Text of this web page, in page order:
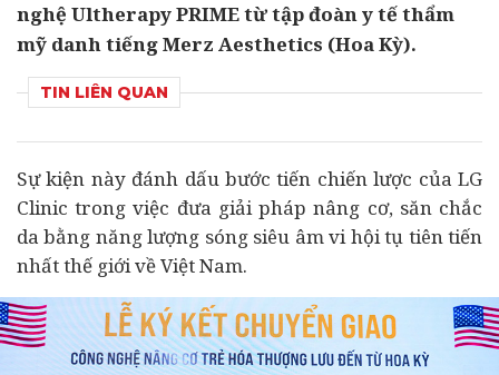
nghệ Ultherapy PRIME từ tập đoàn y tế thẩm
mỹ danh tiếng Merz Aesthetics (Hoa Kỳ).
TIN LIÊN QUAN
Sự kiện này đánh dấu bước tiến chiến lược của LG
Clinic trong việc đưa giải pháp nâng cơ, săn chắc
da bằng năng lượng sóng siêu âm vi hội tụ tiên tiến
nhất thế giới về Việt Nam.